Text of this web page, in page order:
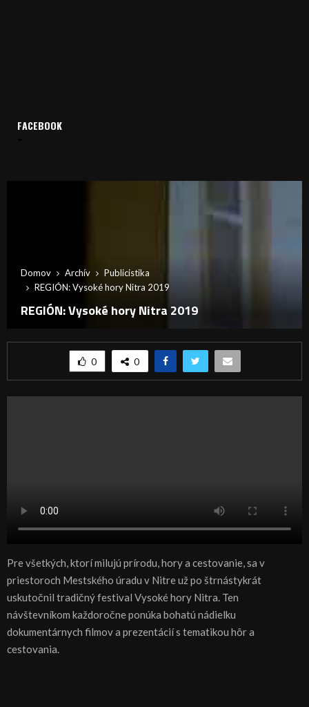
Domov Archív
Publicistika
REGIÓN: Vysoké hory Nitra 2019
REGIÓN: Vysoké hory Nitra 2019
0 0
Pre všetkých, ktorí milujú prírodu, hory a cestovanie, sa v
priestoroch Mestského úradu v Nitre už po štrnástykrát
uskutočnil tradičný festival Vysoké hory Nitra. Ten
návštevníkom každoročne ponúka bohatú nádielku
dokumentárnych filmov a prezentácií s tematikou hôr a
cestovania.
FACEBOOK